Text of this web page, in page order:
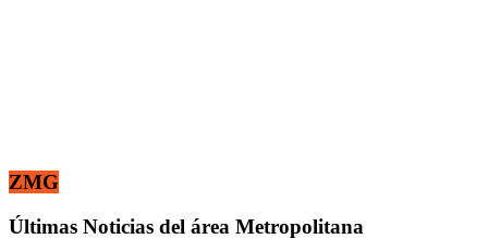
ZMG
Últimas Noticias del área Metropolitana